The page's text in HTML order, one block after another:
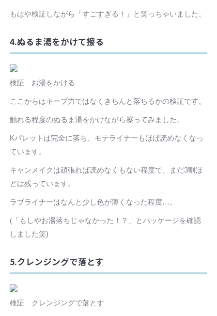
もはや検証しながら「すごすぎる！」と笑っちゃいました。
4.ぬるま湯をかけて擦る
検証 お湯をかける
ここからはキープ力ではなくきちんと落ちるかの検証です。
触れる程度のぬるま湯をかけながら擦ってみました。
Kパレットは完全に落ち、モテライナーもほぼ読めなくなっ
ています。
キャンメイクは頑張れば読めなくもない程度で、まだ3割ほ
どは残っています。
ラブライナーはなんと少し色が薄くなった程度…。
(「もしやお湯落ちじゃなかった！？」とパッケージを確認
しました笑)
5.クレンジングで落とす
検証 クレンジングで落とす